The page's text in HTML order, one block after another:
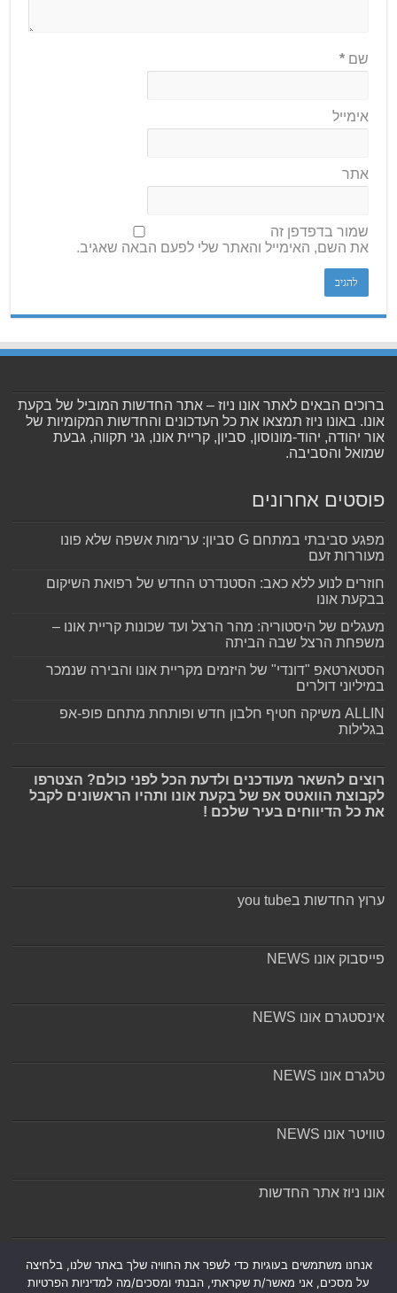
שם*
אימייל
אתר
שמור בדפדפן זה
את השם, האימייל והאתר שלי לפעם הבאה שאגיב.
ברוכים הבאים לאתר אונו ניוז – אתר החדשות המוביל של בקעת
אונו. באונו ניוז תמצאו את כל העדכונים והחדשות המקומיות של
אור יהודה, יהוד-מונוסון, סביון, קריית אונו, גני תקווה, גבעת
שמואל והסביבה.
פוסטים אחרונים
מפגע סביבתי במתחם G סביון: ערימות אשפה שלא פונו
מעוררות זעם
חוזרים לנוע ללא כאב: הסטנדרט החדש של רפואת השיקום
בבקעת אונו
מעגלים של היסטוריה: מהר הרצל ועד שכונות קריית אונו –
משפחת הרצל שבה הביתה
הסטארטאפ "דונדי" של היזמים מקריית אונו והבירה שנמכר
במיליוני דולרים
ALLIN משיקה חטיף חלבון חדש ופותחת מתחם פופ-אפ
בגלילות
רוצים להשאר מעודכנים ולדעת הכל לפני כולם? הצטרפו
לקבוצת הוואטס אפ של בקעת אונו ותהיו הראשונים לקבל
את כל הדיווחים בעיר שלכם !
ערוץ החדשות בyou tube
פייסבוק אונו NEWS
אינסטגרם אונו NEWS
טלגרם אונו NEWS
טוויטר אונו NEWS
אונו ניוז אתר החדשות
אנחנו משתמשים בעוגיות כדי לשפר את החוויה שלך באתר שלנו, בלחיצה
על מסכים, אני מאשר/ת שקראתי, הבנתי ומסכים/מה למדיניות הפרטיות